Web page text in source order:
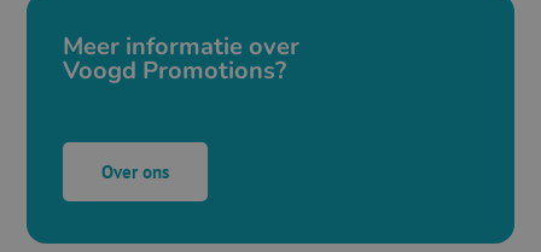
Meer informatie over
Voogd Promotions?
Over ons